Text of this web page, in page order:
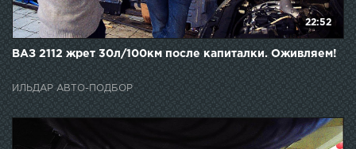
22:52
ВАЗ 2112 жрет 30л/100км после капиталки. Оживляем!
ИЛЬДАР АВТО-ПОДБОР